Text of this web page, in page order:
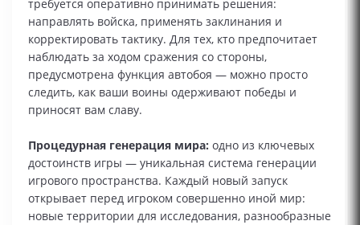
требуется оперативно принимать решения:
направлять войска, применять заклинания и
корректировать тактику. Для тех, кто предпочитает
наблюдать за ходом сражения со стороны,
предусмотрена функция автобоя — можно просто
следить, как ваши воины одерживают победы и
приносят вам славу.
Процедурная генерация мира: одно из ключевых
достоинств игры — уникальная система генерации
игрового пространства. Каждый новый запуск
открывает перед игроком совершенно иной мир:
новые территории для исследования, разнообразные